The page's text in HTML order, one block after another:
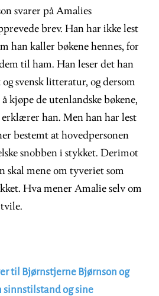
svarer på Amalies
brev. Han har ikke lest
han kaller bøkene hennes, for
til ham. Han leser det han
svensk litteratur, og dersom
kjøpe de utenlandske bøkene,
han. Men han har lest
bestemt at hovedpersonen
snobben i stykket. Derimot
skal mene om tyveriet som
Hva mener Amalie selv om
til Bjørnstjerne Bjørnson og
og sine